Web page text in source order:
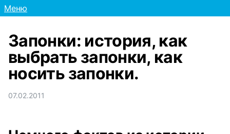
Меню
Запонки: история, как
выбрать запонки, как
носить запонки.
07.02.2011